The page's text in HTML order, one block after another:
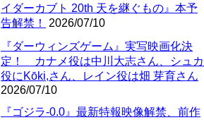
イダーカブト 20th 天を継ぐもの』本予
告解禁！
2026/07/10
『ダーウィンズゲーム』実写映画化決
定！ カナメ役は中川大志さん、シュカ
役にKōki,さん、レイン役は畑 芽育さん
2026/07/10
『ゴジラ-0.0』最新特報映像解禁、前作